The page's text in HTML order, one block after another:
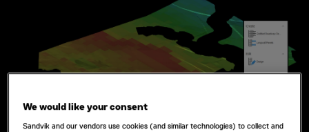
We would like your consent
Sandvik and our vendors use cookies (and similar technologies) to collect and